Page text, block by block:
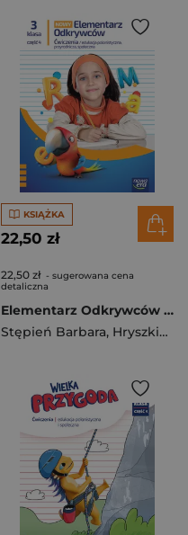
,Ogrodowczyk
KSIĄŻKA
22,50 zł
22,50 zł - sugerowana cena
detaliczna
Elementarz Odkrywców klasa 3 część 4 zeszyt ćwiczeń zintegrowanych EDYCJA 2025
Stępień Barbara, Hryszkiewicz Ewa